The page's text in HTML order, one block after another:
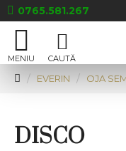
0765.581.267
EVERIN OJA
DISCO